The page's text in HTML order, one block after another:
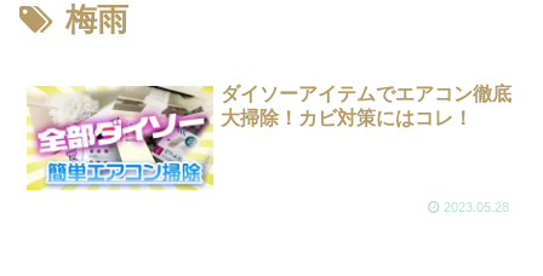
梅雨
ダイソーアイテムでエアコン徹底
大掃除！カビ対策にはコレ！
2023.05.28